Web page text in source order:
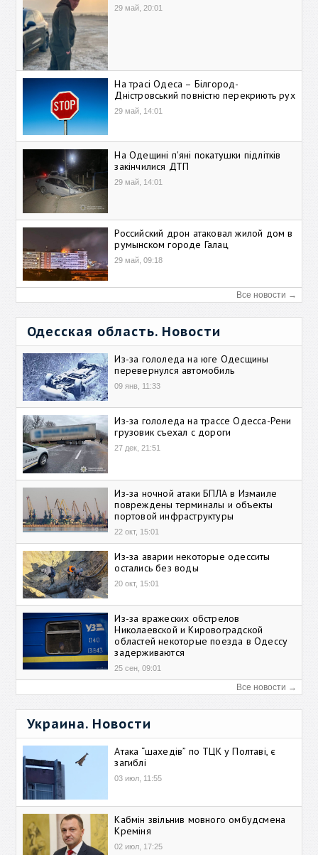
29 май, 20:01
На трасі Одеса – Білгород-
Дністровський повністю перекриють рух
29 май, 14:01
На Одещині п'яні покатушки підлітків
закінчилися ДТП
29 май, 14:01
Российский дрон атаковал жилой дом в
румынском городе Галац
29 май, 09:18
Все новости →
Одесская область. Новости
Из-за гололеда на юге Одесщины
перевернулся автомобиль
09 янв, 11:33
Из-за гололеда на трассе Одесса-Рени
грузовик съехал с дороги
27 дек, 21:51
Из-за ночной атаки БПЛА в Измаиле
повреждены терминалы и объекты
портовой инфраструктуры
22 окт, 15:01
Из-за аварии некоторые одесситы
остались без воды
20 окт, 15:01
Из-за вражеских обстрелов
Николаевской и Кировоградской
областей некоторые поезда в Одессу
задерживаются
25 сен, 09:01
Все новости →
Украина. Новости
Атака “шахедів” по ТЦК у Полтаві, є
загиблі
03 июл, 11:55
Кабмін звільнив мовного омбудсмена
Креміня
02 июл, 17:25